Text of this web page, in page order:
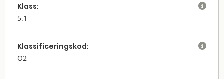
Klass:
5.1

Klassifi­cerings­kod:
O2
